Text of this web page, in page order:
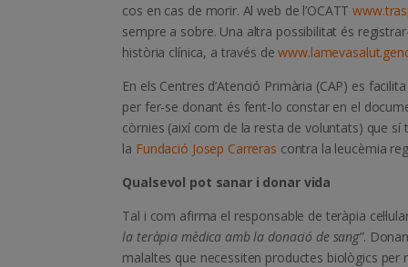
cos en cas de morir. Al web de l’OCATT
sempre a sobre. Una altra possibilitat és
història clínica, a través de
En els Centres d’Atenció Primària (CAP) es
per fer-se donant és fent-lo constar en el
còrnies (així com de la resta de voluntats) que
la Fundació Josep Carreras contra la leucèmia
Qualsevol pot sanar i donar vida
Tal i com afirma el responsable de teràpia
la teràpia mèdica amb la donació de sang”.
malaltes que necessiten productes biològics per